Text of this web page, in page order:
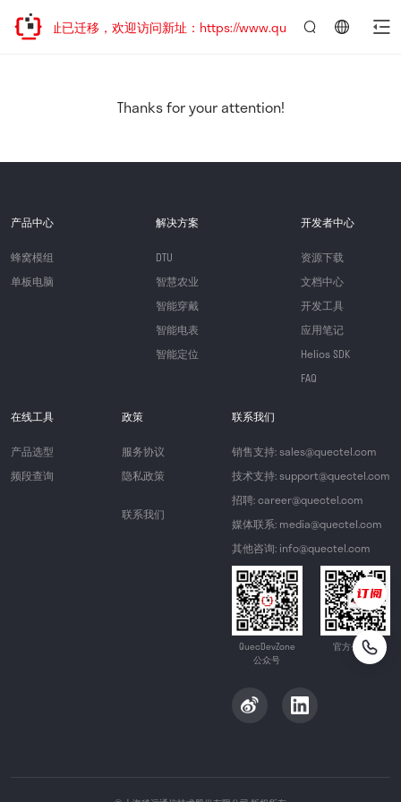
网站地址已迁移，欢迎访问新址：https://www.quectel.com.cn
Thanks for your attention!
产品中心
蜂窝模组
单板电脑
解决方案
DTU
智慧农业
智能穿戴
智能电表
智能定位
开发者中心
资源下载
文档中心
开发工具
应用笔记
Helios SDK
FAQ
在线工具
产品选型
频段查询
政策
服务协议
隐私政策
联系我们
联系我们
销售支持: sales@quectel.com
技术支持: support@quectel.com
招聘: career@quectel.com
媒体联系: media@quectel.com
其他咨询: info@quectel.com
QuecDevZone
公众号
官方公众号